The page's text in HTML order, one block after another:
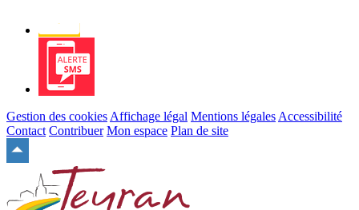
Alerte
SMS
Gestion des cookies Affichage légal Mentions légales Accessibilité
Contact Contribuer Mon espace Plan de site
haut
du
site